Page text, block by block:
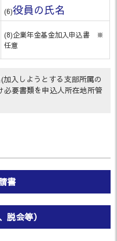
(6)役員の氏名
(8)企業年金基金加入申込書 ※
任意
入しようとする支部所属の
要書類を申込人所在地所管
書
脱会等）